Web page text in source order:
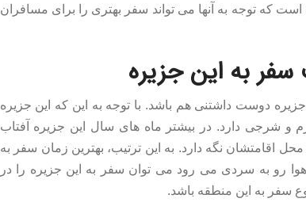
که توجه به آنها می تواند سفر بهتری را برای مسافران
به این جزیره
دوست داشتنی هم باشد. با توجه به این که این جزیره
شرجی دارد. در بیشتر ماه های سال این جزیره آفتاب
نگه دارد. به این ترتیب، بهترین زمان سفر به
رو به سردی می رود می توان سفر به این جزیره را در
سفر به این منطقه باشد.